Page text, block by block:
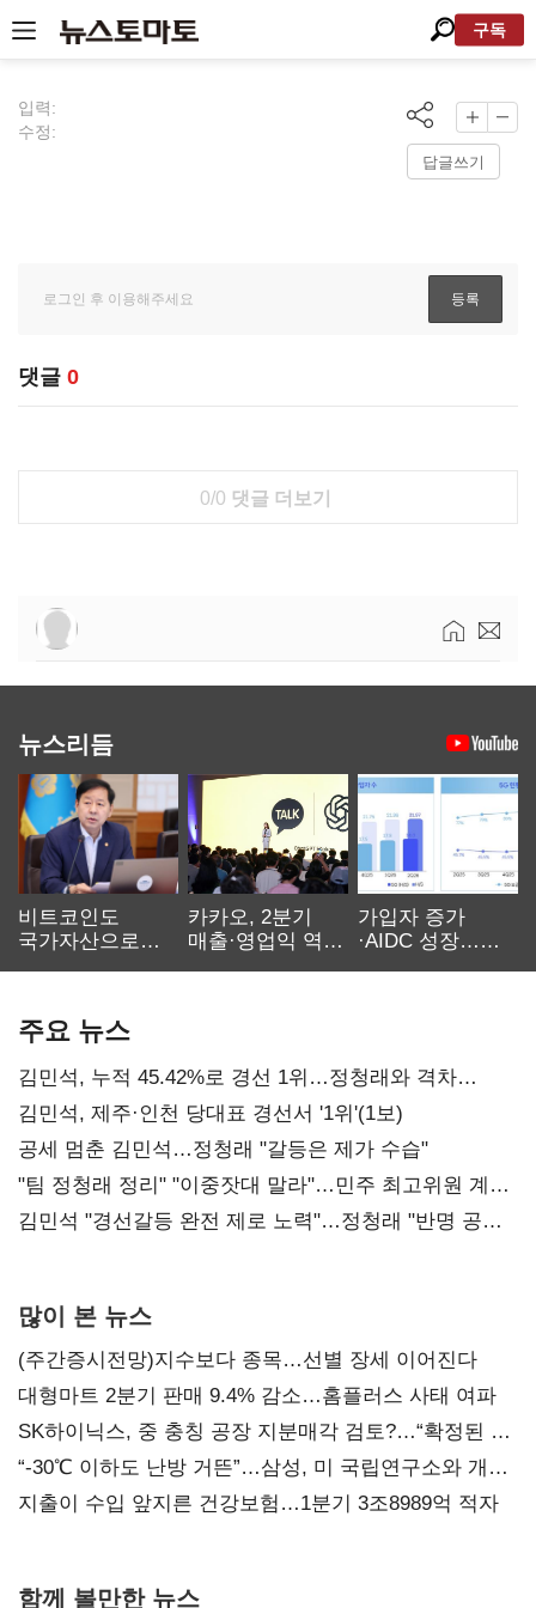
구독
입력:
수정:
답글쓰기
댓글 0
0/0 댓글 더보기
뉴스리듬
비트코인도
국가자산으로…'
카카오, 2분기
매출·영업익 역대
가입자 증가
·AIDC 성장…
주요 뉴스
김민석, 누적 45.42%로 경선 1위…정청래와 격차
0.86%p(2보)
김민석, 제주·인천 당대표 경선서 '1위'(1보)
공세 멈춘 김민석…정청래 "갈등은 제가 수습"
"팀 정청래 정리" "이중잣대 말라"…민주 최고위원 계파
다툼 격화
김민석 "경선갈등 완전 제로 노력"…정청래 "반명 공세
많이 본 뉴스
(주간증시전망)지수보다 종목…선별 장세 이어진다
대형마트 2분기 판매 9.4% 감소…홈플러스 사태 여파
SK하이닉스, 중 충칭 공장 지분매각 검토?…“확정된 바
없어”
“-30℃ 이하도 난방 거뜬”…삼성, 미 국립연구소와 개발
협력
지출이 수입 앞지른 건강보험…1분기 3조8989억 적자
함께 볼만한 뉴스